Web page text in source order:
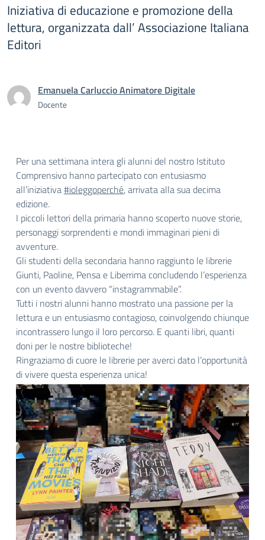
Iniziativa di educazione e promozione della
lettura, organizzata dall’ Associazione Italiana
Editori
Emanuela Carluccio Animatore Digitale
Docente
Per una settimana intera gli alunni del nostro Istituto
Comprensivo hanno partecipato con entusiasmo
all’iniziativa#ioleggoperché, arrivata alla sua decima
edizione.
I piccoli lettori della primaria hanno scoperto nuove storie,
personaggi sorprendenti e mondi immaginari pieni di
avventure.
Gli studenti della secondaria hanno raggiunto le librerie
Giunti, Paoline, Pensa e Liberrima concludendo l’esperienza
con un evento davvero “instagrammabile”.
Tutti i nostri alunni hanno mostrato una passione per la
lettura e un entusiasmo contagioso, coinvolgendo chiunque
incontrassero lungo il loro percorso. E quanti libri, quanti
doni per le nostre biblioteche!
Ringraziamo di cuore le librerie per averci dato l’opportunità
di vivere questa esperienza unica!